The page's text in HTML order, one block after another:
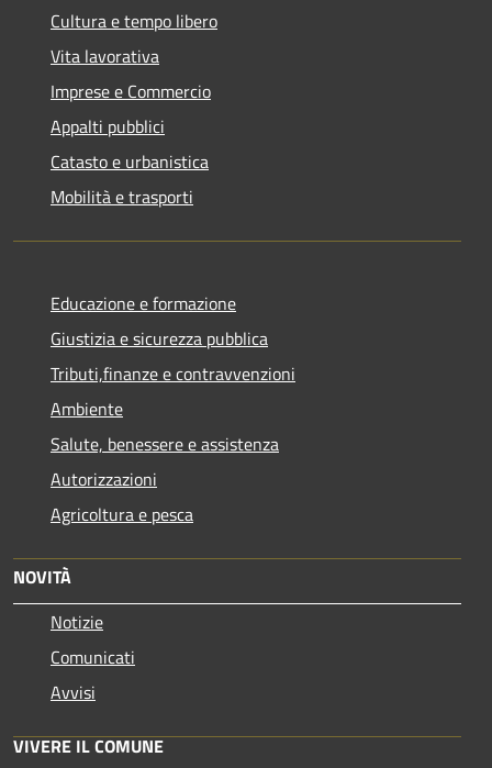
Cultura e tempo libero
Vita lavorativa
Imprese e Commercio
Appalti pubblici
Catasto e urbanistica
Mobilità e trasporti
Educazione e formazione
Giustizia e sicurezza pubblica
Tributi,finanze e contravvenzioni
Ambiente
Salute, benessere e assistenza
Autorizzazioni
Agricoltura e pesca
NOVITÀ
Notizie
Comunicati
Avvisi
VIVERE IL COMUNE